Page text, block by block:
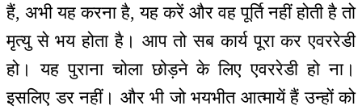
हैं, अभी यह करना है, यह करें और वह पूर्ति नहीं होती है तो
मृत्यु से भय होता है। आप तो सब कार्य पूरा कर एवररेडी
हो। यह पुराना चोला छोड़ने के लिए एवररेडी हो ना।
इसलिए डर नहीं। और भी जो भयभीत आत्मायें हैं उन्हों को